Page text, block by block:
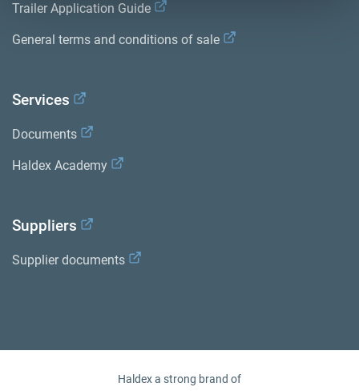
Trailer Application Guide
General terms and conditions of sale
Services
Documents
Haldex Academy
Suppliers
Supplier documents
Haldex a strong brand of